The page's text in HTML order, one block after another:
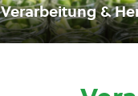
Verarbeitung &